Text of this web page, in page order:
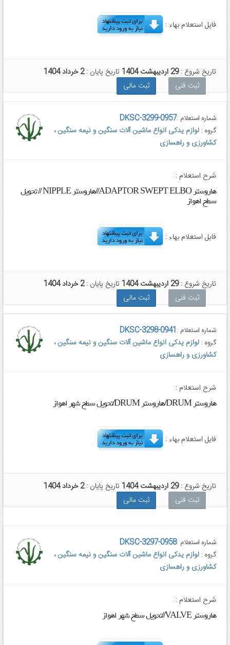
فایل استعلام بهاء :
تاریخ شروع :29 اردیبهشت 1404 تاریخ پایان :2 خرداد 1404
ثبت فنی
ثبت مالی
شماره استعلام :DKSC-3299-0957
گروه : لوازم یدکی انواع ماشین آلات سنگین و نیمه سنگین ،
کشاورزی و راهسازی
شرح استعلام :
هاروستر ADAPTOR SWEPT ELBO//هاروستر NIPPLE // تحویل
سطح اهواز
فایل استعلام بهاء :
تاریخ شروع :29 اردیبهشت 1404 تاریخ پایان :2 خرداد 1404
ثبت فنی
ثبت مالی
شماره استعلام :DKSC-3298-0941
گروه : لوازم یدکی انواع ماشین آلات سنگین و نیمه سنگین ،
کشاورزی و راهسازی
شرح استعلام :
هاروستر DRUM/هاروستر DRUM/تحویل سطح شهر اهواز
فایل استعلام بهاء :
تاریخ شروع :29 اردیبهشت 1404 تاریخ پایان :2 خرداد 1404
ثبت فنی
ثبت مالی
شماره استعلام :DKSC-3297-0958
گروه : لوازم یدکی انواع ماشین آلات سنگین و نیمه سنگین ،
کشاورزی و راهسازی
شرح استعلام :
هاروستر VALVE//تحویل سطح شهر اهواز